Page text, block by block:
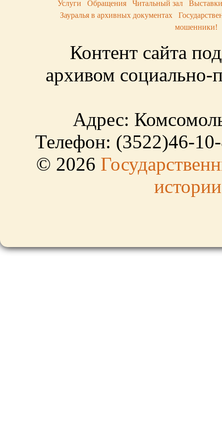
Услуги Обращения Читальный зал
Выставки
Зауралья в архивных документах
мошенники!
Контент сайта
архивом социально-
Адрес:
Телефон: (3522)46-
© 2026